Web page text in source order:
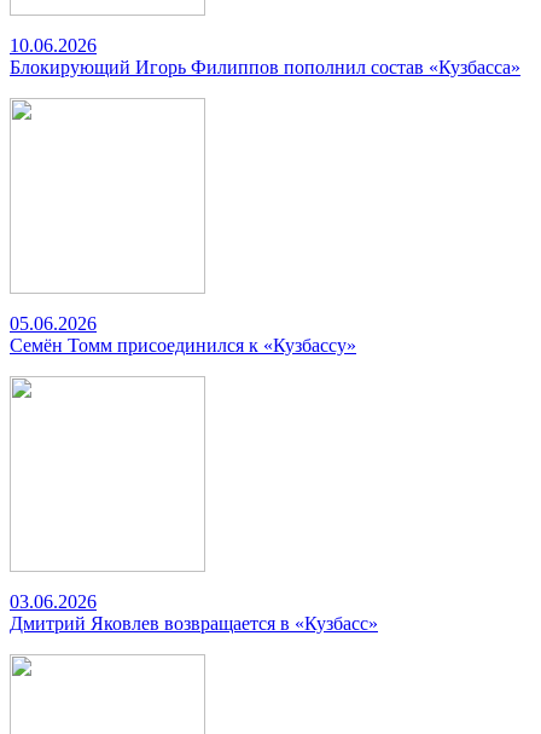
10.06.2026
Блокирующий Игорь Филиппов пополнил состав «Кузбасса»
05.06.2026
Семён Томм присоединился к «Кузбассу»
03.06.2026
Дмитрий Яковлев возвращается в «Кузбасс»